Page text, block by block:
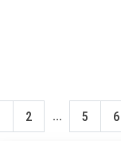
2 ... 5 6